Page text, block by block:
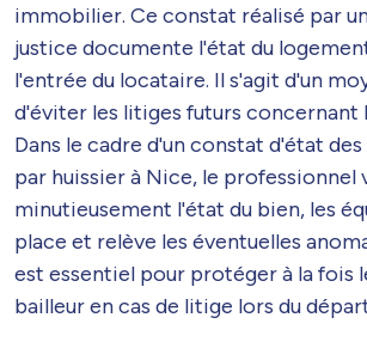
immobilier. Ce constat réalisé par
justice documente l'état du
l'entrée du locataire. Il s'agit d'un
d'éviter les litiges futurs concernant
Dans le cadre d'un constat d'état
par huissier à Nice, le professionnel
minutieusement l'état du bien, les
place et relève les éventuelles
est essentiel pour protéger à la fois
bailleur en cas de litige lors du